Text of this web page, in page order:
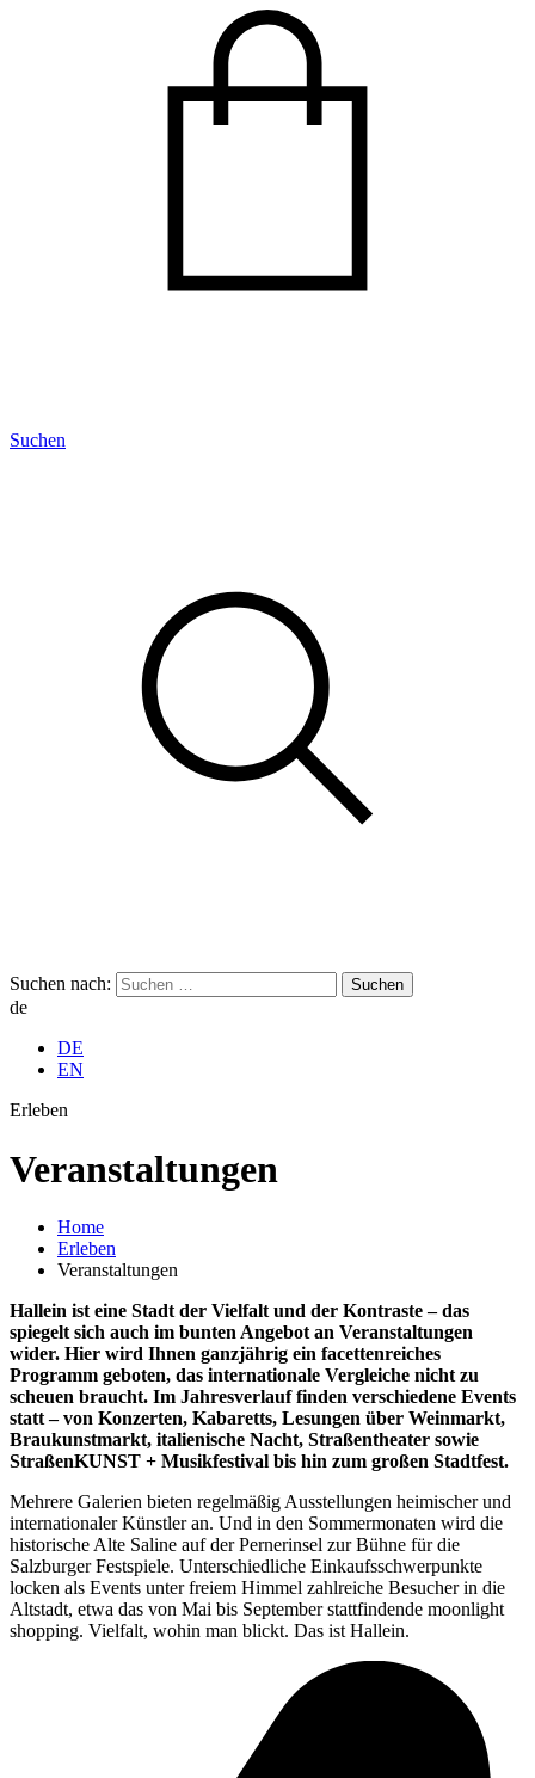
Suchen
Suchen nach:
de
DE
EN
Erleben
Veran­staltungen
Home
Erleben
Veranstaltungen
Hallein ist eine Stadt der Vielfalt und der Kontraste – das
spiegelt sich auch im bunten Angebot an Veranstaltungen
wider. Hier wird Ihnen ganzjährig ein facettenreiches
Programm geboten, das internationale Vergleiche nicht zu
scheuen braucht. Im Jahresverlauf finden verschiedene Events
statt – von Konzerten, Kabaretts, Lesungen über Weinmarkt,
Braukunstmarkt, italienische Nacht, Straßentheater sowie
StraßenKUNST + Musikfestival bis hin zum großen Stadtfest.
Mehrere Galerien bieten regelmäßig Ausstellungen heimischer und
internationaler Künstler an. Und in den Sommermonaten wird die
historische Alte Saline auf der Pernerinsel zur Bühne für die
Salzburger Festspiele. Unterschiedliche Einkaufsschwerpunkte
locken als Events unter freiem Himmel zahlreiche Besucher in die
Altstadt, etwa das von Mai bis September stattfindende moonlight
shopping. Vielfalt, wohin man blickt. Das ist Hallein.